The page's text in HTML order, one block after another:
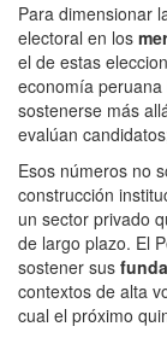
Para dimensionar
electoral en los
el de estas
economía
sostenerse más
evalúan
Esos números no
construcción
un sector privado
de largo plazo. El
sostener sus
contextos de alta
cual el próximo